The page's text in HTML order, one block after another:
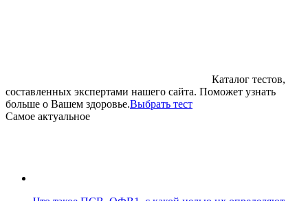
Каталог тестов,
составленных экспертами нашего сайта. Поможет узнать
больше о Вашем здоровье.Выбрать тест
Cамое актуальное